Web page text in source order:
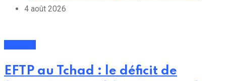
4 août 2026
EFTP au Tchad : le déficit de